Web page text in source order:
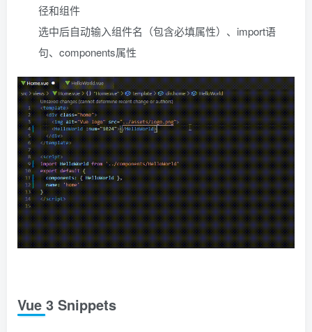
径和组件
选中后自动输入组件名（包含必填属性）、import语
句、components属性
Vue 3 Snippets